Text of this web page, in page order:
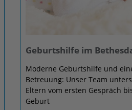
Geburtshilfe im
Moderne Geburtshilfe und
Betreuung: Unser Team
Eltern vom ersten Gespräch
Geburt